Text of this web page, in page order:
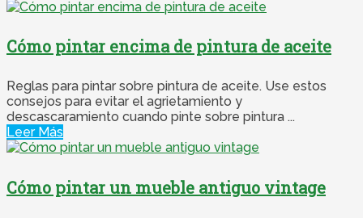
Cómo pintar encima de pintura de aceite
Reglas para pintar sobre pintura de aceite. Use estos
consejos para evitar el agrietamiento y
descascaramiento cuando pinte sobre pintura ...
Leer Más
Cómo pintar un mueble antiguo vintage